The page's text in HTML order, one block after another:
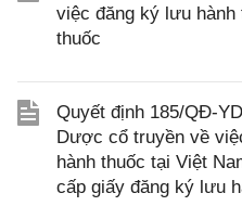
việc đăng ký lưu hành
thuốc
Quyết định 185/QĐ-
Dược cổ truyền về
hành thuốc tại Việt
cấp giấy đăng ký lưu